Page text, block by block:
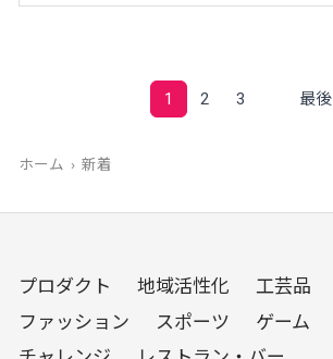
1 2 3 最後
ホーム › 新着
プロダクト 地域活性化 工芸品
ファッション
スポーツ ゲーム